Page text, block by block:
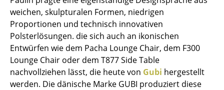
... alle Aufbewahrungsmöbel
Licht
Hängeleuchten & Deckenleuchten
Tischleuchten
weichen, skulpturalen Formen, niedrigen
Proportionen und technisch innovativen
Polsterlösungen. die sich auch an ikonischen
Entwürfen wie dem Pacha Lounge Chair, dem F300
Lounge Chair oder dem T877 Side Table
nachvollziehen lässt, die heute von Gubi hergestellt
werden. Die dänische Marke GUBI produziert diese